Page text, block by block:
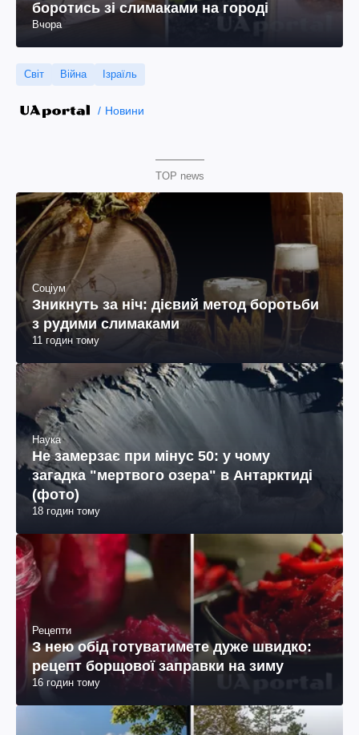
боротись зі слимаками на городі
Вчора
Світ Війна Ізраїль
Новини
TOP news
Соціум
Зникнуть за ніч: дієвий метод боротьби
з рудими слимаками
11 годин тому
Наука
Не замерзає при мінус 50: у чому
загадка "мертвого озера" в Антарктиді
(фото)
18 годин тому
Рецепти
З нею обід готуватимете дуже швидко:
рецепт борщової заправки на зиму
16 годин тому